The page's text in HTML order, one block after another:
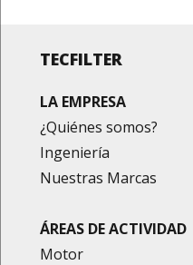
TECFILTER
LA EMPRESA
¿Quiénes somos?
Ingeniería
Nuestras Marcas
ÁREAS DE ACTIVIDAD
Motor